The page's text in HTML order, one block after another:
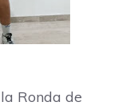
Ronda de